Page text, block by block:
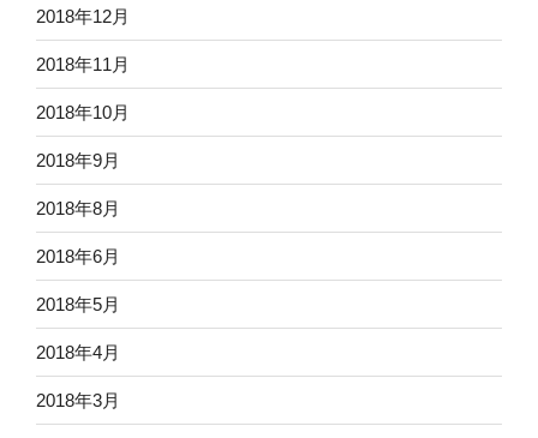
2018年12月
2018年11月
2018年10月
2018年9月
2018年8月
2018年6月
2018年5月
2018年4月
2018年3月